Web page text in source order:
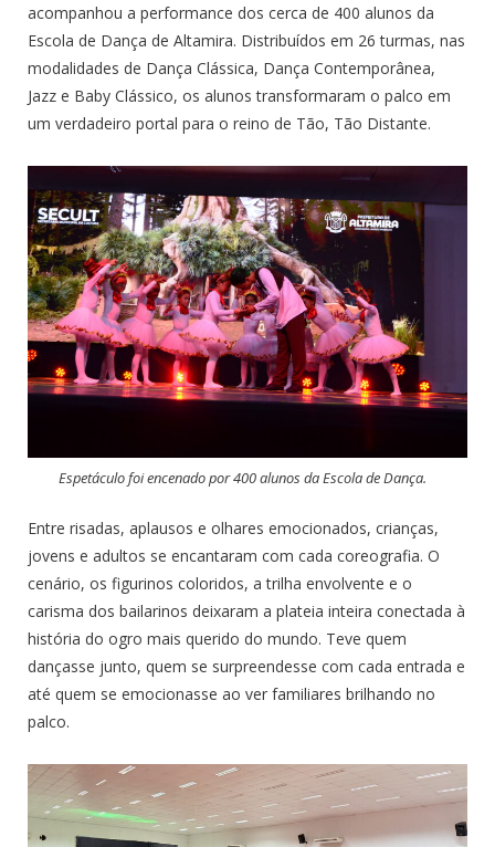
acompanhou a performance dos cerca de 400 alunos da
Escola de Dança de Altamira. Distribuídos em 26 turmas, nas
modalidades de Dança Clássica, Dança Contemporânea,
Jazz e Baby Clássico, os alunos transformaram o palco em
um verdadeiro portal para o reino de Tão, Tão Distante.
Espetáculo foi encenado por 400 alunos da Escola de Dança.
Entre risadas, aplausos e olhares emocionados, crianças,
jovens e adultos se encantaram com cada coreografia. O
cenário, os figurinos coloridos, a trilha envolvente e o
carisma dos bailarinos deixaram a plateia inteira conectada à
história do ogro mais querido do mundo. Teve quem
dançasse junto, quem se surpreendesse com cada entrada e
até quem se emocionasse ao ver familiares brilhando no
palco.